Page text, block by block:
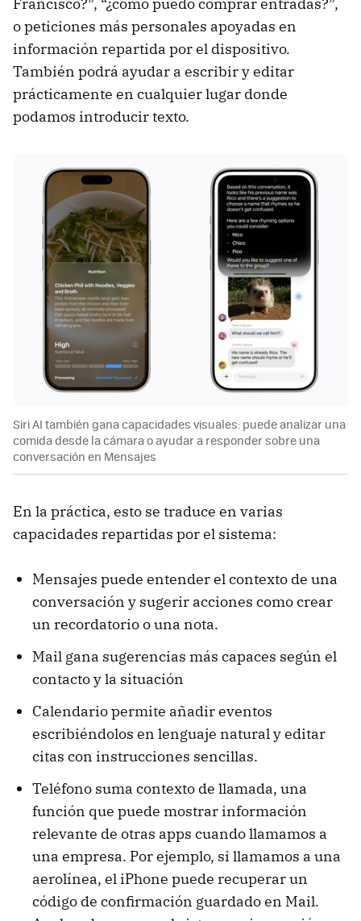
o peticiones más personales apoyadas en
información repartida por el dispositivo.
También podrá ayudar a escribir y editar
prácticamente en cualquier lugar donde
podamos introducir texto.
Siri AI también gana capacidades visuales: puede analizar una
comida desde la cámara o ayudar a responder sobre una
conversación en Mensajes
En la práctica, esto se traduce en varias
capacidades repartidas por el sistema:
Mensajes puede entender el contexto de una
conversación y sugerir acciones como crear
un recordatorio o una nota.
Mail gana sugerencias más capaces según el
contacto y la situación
Calendario permite añadir eventos
escribiéndolos en lenguaje natural y editar
citas con instrucciones sencillas.
Teléfono suma contexto de llamada, una
función que puede mostrar información
relevante de otras apps cuando llamamos a
una empresa. Por ejemplo, si llamamos a una
aerolínea, el iPhone puede recuperar un
código de confirmación guardado en Mail.